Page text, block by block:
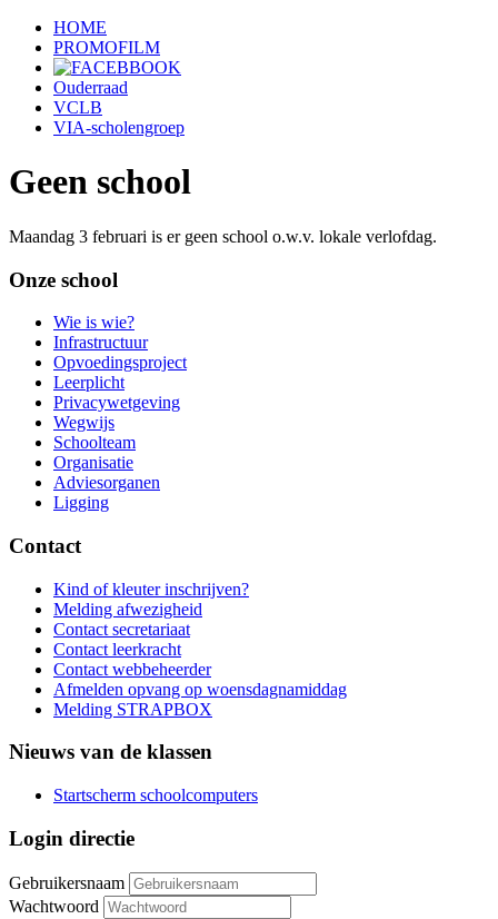
HOME
PROMOFILM
Ouderraad
VCLB
VIA-scholengroep
Geen school
Maandag 3 februari is er geen school o.w.v. lokale verlofdag.
Onze school
Wie is wie?
Infrastructuur
Opvoedingsproject
Leerplicht
Privacywetgeving
Wegwijs
Schoolteam
Organisatie
Adviesorganen
Ligging
Contact
Kind of kleuter inschrijven?
Melding afwezigheid
Contact secretariaat
Contact leerkracht
Contact webbeheerder
Afmelden opvang op woensdagnamiddag
Melding STRAPBOX
Nieuws van de klassen
Startscherm schoolcomputers
Login directie
Gebruikersnaam
Wachtwoord